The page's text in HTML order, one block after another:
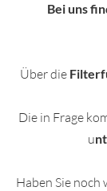
Bei uns
Über die
Die in Frage
u
Haben Sie noch